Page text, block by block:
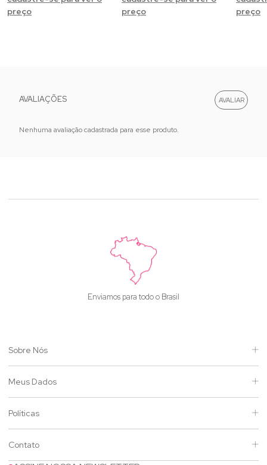
preço
preço
preço
AVALIAÇÕES
Nenhuma avaliação cadastrada para esse produto.
Enviamos para todo o Brasil
Sobre Nós
Meus Dados
Políticas
Contato